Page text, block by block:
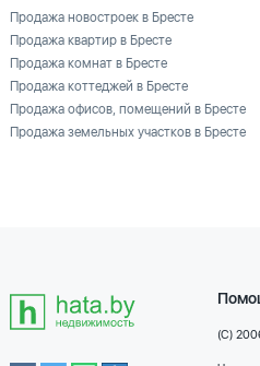
Продажа новостроек в Бресте
Продажа квартир в Бресте
Продажа комнат в Бресте
Продажа коттеджей в Бресте
Продажа офисов, помещений в Бресте
Продажа земельных участков в Бресте
(C)